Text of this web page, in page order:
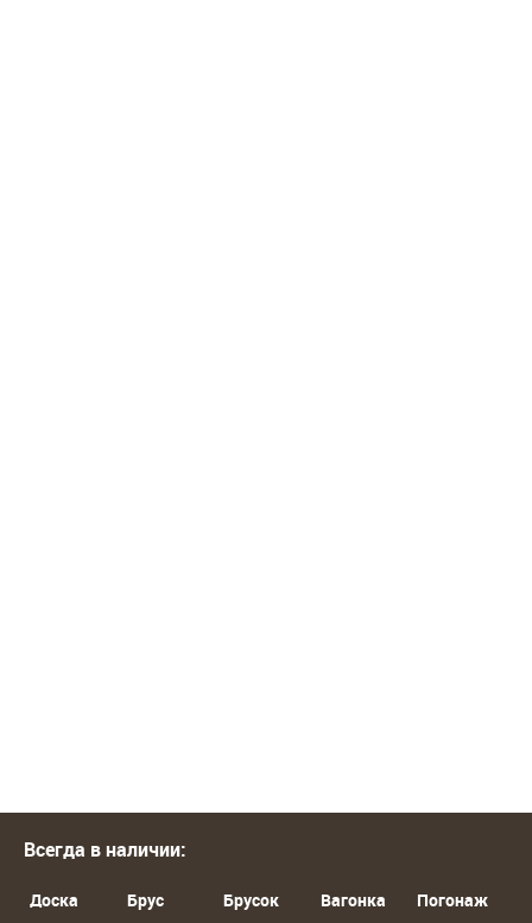
Всегда в наличии:
Доска Брус Брусок Вагонка
Погонаж